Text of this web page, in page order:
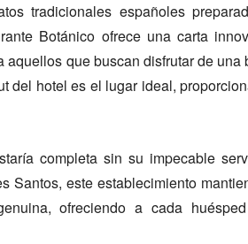
tradicionales españoles
Botánico ofrece una carta
que buscan disfrutar de una
del hotel es el lugar ideal,
completa sin su impecable
Santos, este establecimiento
ofreciendo a cada